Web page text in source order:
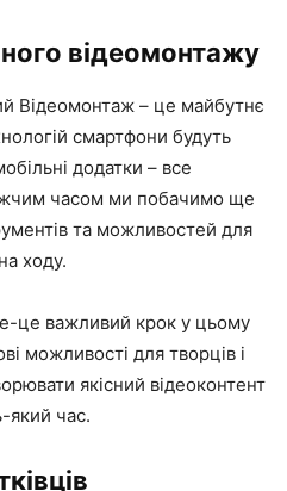
відеомонтажу
Відеомонтаж – це майбутнє
смартфони будуть
додатки – все
часом ми побачимо ще
та можливостей для
ходу.
це важливий крок у цьому
можливості для творців і
якісний відеоконтент
який час.